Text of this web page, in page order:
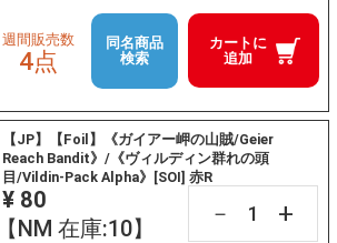
カートに
追加
週間販売数
4点
同名商品
検索
【JP】【Foil】《ガイアー岬の山賊/Geier
Reach Bandit》/《ヴィルディン群れの頭
目/Vildin-Pack Alpha》[SOI] 赤R
¥ 80
【NM 在庫:10】
－ +